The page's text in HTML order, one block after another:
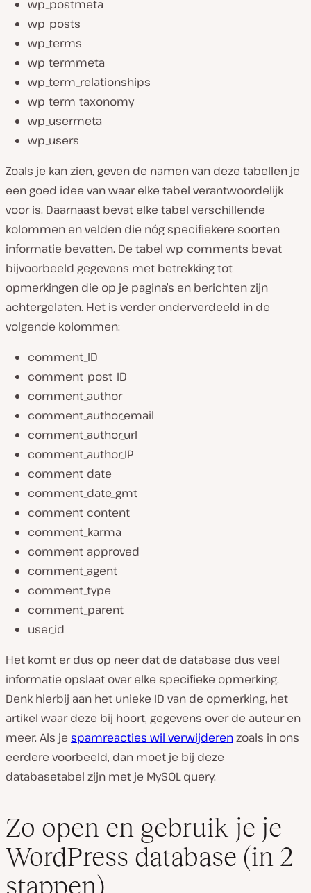
wp_postmeta
wp_posts
wp_terms
wp_termmeta
wp_term_relationships
wp_term_taxonomy
wp_usermeta
wp_users
Zoals je kan zien, geven de namen van deze tabellen je
een goed idee van waar elke tabel verantwoordelijk
voor is. Daarnaast bevat elke tabel verschillende
kolommen en velden die nóg specifiekere soorten
informatie bevatten. De tabel wp_comments bevat
bijvoorbeeld gegevens met betrekking tot
opmerkingen die op je pagina’s en berichten zijn
achtergelaten. Het is verder onderverdeeld in de
volgende kolommen:
comment_ID
comment_post_ID
comment_author
comment_author_email
comment_author_url
comment_author_IP
comment_date
comment_date_gmt
comment_content
comment_karma
comment_approved
comment_agent
comment_type
comment_parent
user_id
Het komt er dus op neer dat de database dus veel
informatie opslaat over elke specifieke opmerking.
Denk hierbij aan het unieke ID van de opmerking, het
artikel waar deze bij hoort, gegevens over de auteur en
meer. Als je spamreacties wil verwijderenzoals in ons
eerdere voorbeeld, dan moet je bij deze
databasetabel zijn met je MySQL query.
Zo open en gebruik je je
WordPress database (in 2
stappen)